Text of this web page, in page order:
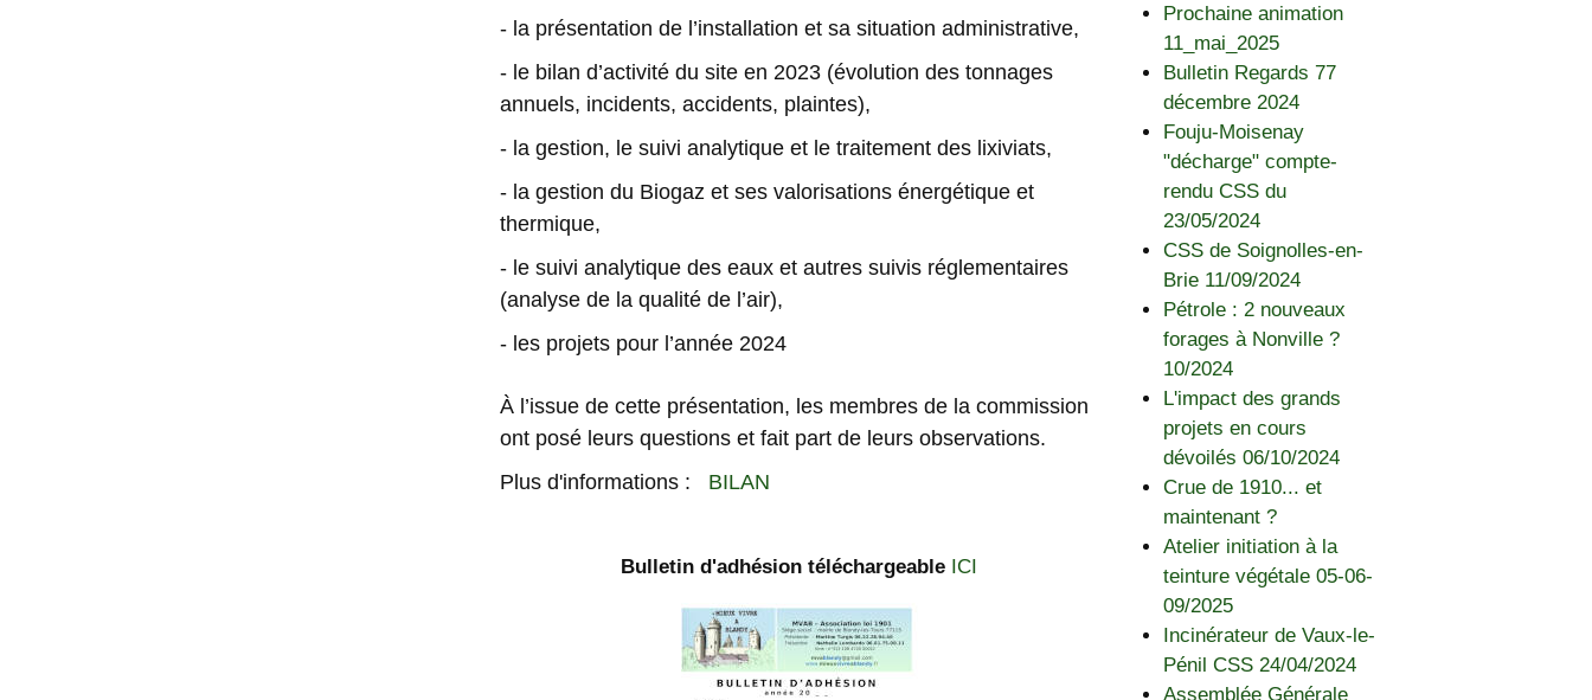
Prochaine animation
11_mai_2025
Bulletin Regards 77
décembre 2024
Fouju-Moisenay
"décharge" compte-
rendu CSS du
23/05/2024
CSS de Soignolles-en-
Brie 11/09/2024
Pétrole : 2 nouveaux
forages à Nonville ?
10/2024
L'impact des grands
projets en cours
dévoilés 06/10/2024
Crue de 1910... et
maintenant ?
Atelier initiation à la
teinture végétale 05-06-
09/2025
Incinérateur de Vaux-le-
Pénil CSS 24/04/2024
Assemblée Générale
- la présentation de l’installation et sa situation administrative,
- le bilan d’activité du site en 2023 (évolution des tonnages
annuels, incidents, accidents, plaintes),
- la gestion, le suivi analytique et le traitement des lixiviats,
- la gestion du Biogaz et ses valorisations énergétique et
thermique,
- le suivi analytique des eaux et autres suivis réglementaires
(analyse de la qualité de l’air),
- les projets pour l’année 2024
À l’issue de cette présentation, les membres de la commission
ont posé leurs questions et fait part de leurs observations.
Plus d'informations : BILAN
Bulletin d'adhésion téléchargeable ICI